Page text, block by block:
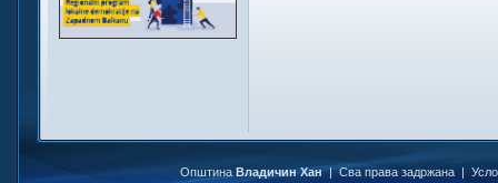
Општина Владичин Хан| Сва права задржана |